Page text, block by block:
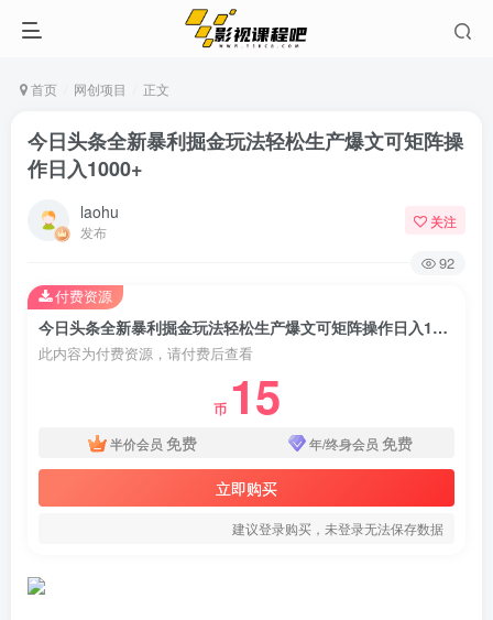
首页 网创项目 正文
今日头条全新暴利掘金玩法轻松生产爆文可矩阵操
作日入1000+
laohu
发布
关注
92
今日头条全新暴利掘金玩法轻松生产爆文可矩阵操作日入1000+
此内容为付费资源，请付费后查看
币 15
半价会员 免费 年/终身会员 免费
立即购买
建议登录购买，未登录无法保存数据
付费资源